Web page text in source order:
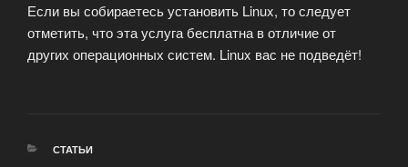
Если вы собираетесь установить Linux, то следует
отметить, что эта услуга бесплатна в отличие от
других операционных систем. Linux вас не подведёт!
РУБРИКИ
СТАТЬИ